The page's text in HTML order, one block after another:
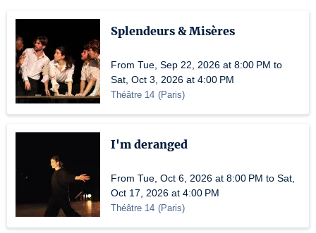
Splendeurs & Misères
From Tue, Sep 22, 2026 at 8:00 PM to
Sat, Oct 3, 2026 at 4:00 PM
Théâtre 14 (Paris)
I'm deranged
From Tue, Oct 6, 2026 at 8:00 PM to Sat,
Oct 17, 2026 at 4:00 PM
Théâtre 14 (Paris)